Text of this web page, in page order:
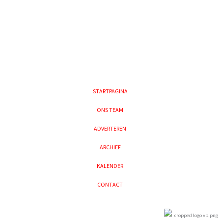
STARTPAGINA
ONS TEAM
ADVERTEREN
ARCHIEF
KALENDER
CONTACT